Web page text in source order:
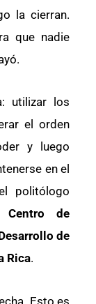
la cierran.
que nadie
utilizar los
el orden
y luego
en el
politólogo
Centro de
de
Rica.